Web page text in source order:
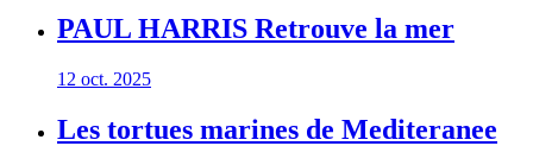
PAUL HARRIS Retrouve la mer
12 oct. 2025
Les tortues marines de Mediteranee